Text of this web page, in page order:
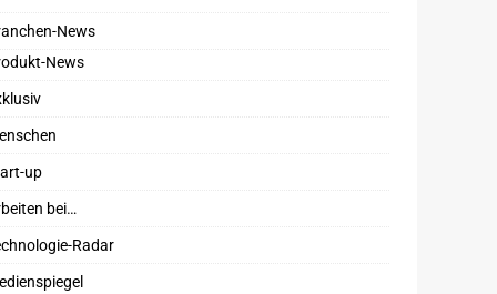
News
News
up
bei…
Radar